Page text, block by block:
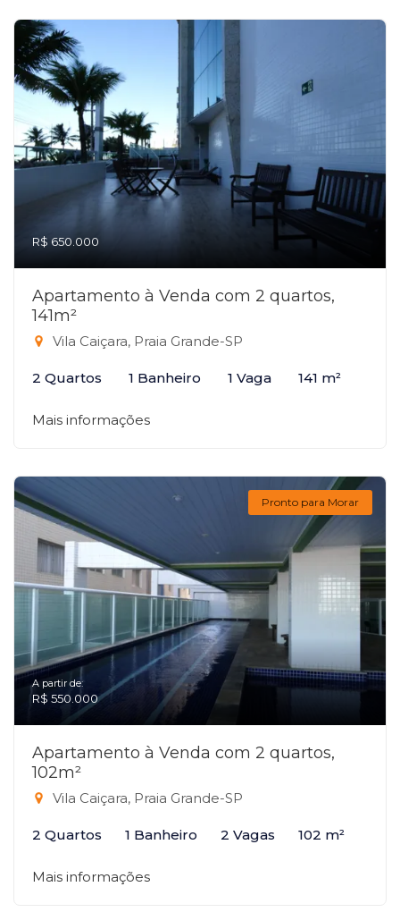
R$ 650.000
Apartamento à Venda com 2 quartos,
141m²
Vila Caiçara, Praia Grande-SP
2 Quartos 1 Banheiro 1 Vaga 141 m²
Mais informações
Pronto para Morar
A partir de:
R$ 550.000
Apartamento à Venda com 2 quartos,
102m²
Vila Caiçara, Praia Grande-SP
2 Quartos 1 Banheiro 2 Vagas 102 m²
Mais informações